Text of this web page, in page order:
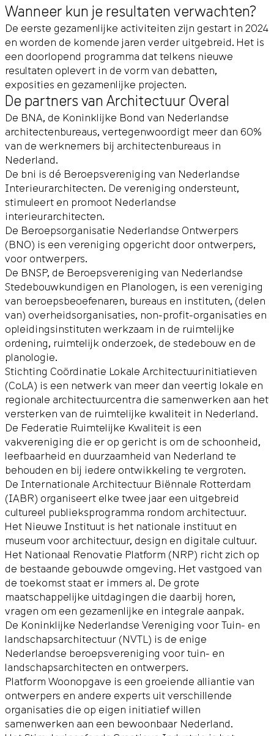
Wanneer kun je resultaten verwachten?
De eerste gezamenlijke activiteiten zijn gestart in 2024
en worden de komende jaren verder uitgebreid. Het is
een doorlopend programma dat telkens nieuwe
resultaten oplevert in de vorm van debatten,
exposities en gezamenlijke projecten.
De partners van Architectuur Overal
De BNA, de Koninklijke Bond van Nederlandse
architectenbureaus, vertegenwoordigt meer dan 60%
van de werknemers bij architectenbureaus in
Nederland.
De bni is dé Beroepsvereniging van Nederlandse
Interieurarchitecten. De vereniging ondersteunt,
stimuleert en promoot Nederlandse
interieurarchitecten.
De Beroepsorganisatie Nederlandse Ontwerpers
(BNO) is een vereniging opgericht door ontwerpers,
voor ontwerpers.
De BNSP, de Beroepsvereniging van Nederlandse
Stedebouwkundigen en Planologen, is een vereniging
van beroepsbeoefenaren, bureaus en instituten, (delen
van) overheidsorganisaties, non-profit-organisaties en
opleidingsinstituten werkzaam in de ruimtelijke
ordening, ruimtelijk onderzoek, de stedebouw en de
planologie.
Stichting Coördinatie Lokale Architectuurinitiatieven
(CoLA) is een netwerk van meer dan veertig lokale en
regionale architectuurcentra die samenwerken aan het
versterken van de ruimtelijke kwaliteit in Nederland.
De Federatie Ruimtelijke Kwaliteit is een
vakvereniging die er op gericht is om de schoonheid,
leefbaarheid en duurzaamheid van Nederland te
behouden en bij iedere ontwikkeling te vergroten.
De Internationale Architectuur Biënnale Rotterdam
(IABR) organiseert elke twee jaar een uitgebreid
cultureel publieksprogramma rondom architectuur.
Het Nieuwe Instituut is het nationale instituut en
museum voor architectuur, design en digitale cultuur.
Het Nationaal Renovatie Platform (NRP) richt zich op
de bestaande gebouwde omgeving. Het vastgoed van
de toekomst staat er immers al. De grote
maatschappelijke uitdagingen die daarbij horen,
vragen om een gezamenlijke en integrale aanpak.
De Koninklijke Nederlandse Vereniging voor Tuin- en
landschapsarchitectuur (NVTL) is de enige
Nederlandse beroepsvereniging voor tuin- en
landschapsarchitecten en ontwerpers.
Platform Woonopgave is een groeiende alliantie van
ontwerpers en andere experts uit verschillende
organisaties die op eigen initiatief willen
samenwerken aan een bewoonbaar Nederland.